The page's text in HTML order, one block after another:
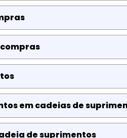
em cadeias de
de suprimentos